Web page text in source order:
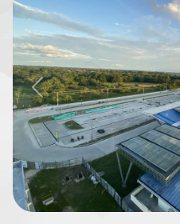
Previous